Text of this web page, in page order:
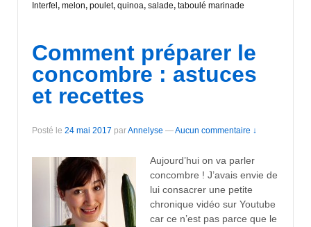
Interfel , melon, poulet, quinoa, salade, taboulé marinade
Comment préparer le
concombre : astuces
et recettes
Posté le 24 mai 2017 parAnnelyse —Aucun commentaire ↓
Aujourd’hui on va parler
concombre ! J’avais envie de
lui consacrer une petite
chronique vidéo sur Youtube
car ce n’est pas parce que le